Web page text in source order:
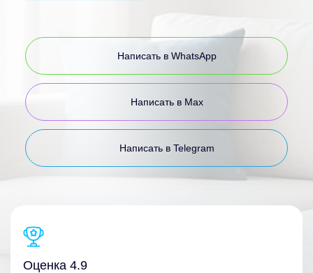
Написать в WhatsApp
Написать в Max
Написать в Telegram
Оценка 4.9